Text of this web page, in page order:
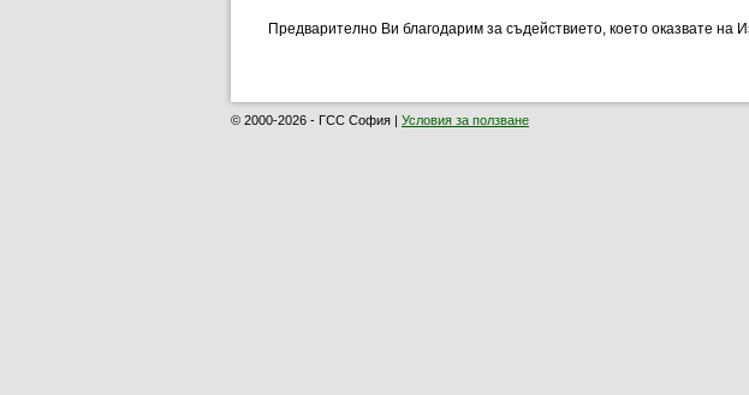
Предварително Ви благодарим за съдействието, което оказвате на
© 2000-2026 - ГСС София | Условия за ползване